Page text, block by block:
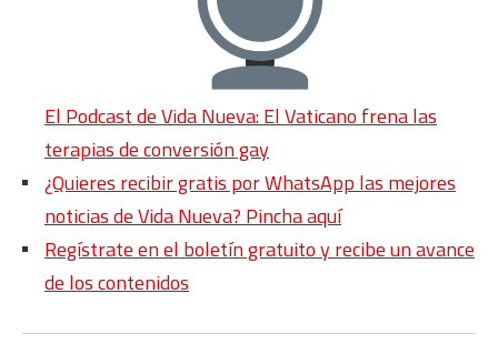
El Podcast de Vida Nueva: El Vaticano frena las
terapias de conversión gay
¿Quieres recibir gratis por WhatsApp las mejores
noticias de Vida Nueva? Pincha aquí
Regístrate en el boletín gratuito y recibe un avance
de los contenidos